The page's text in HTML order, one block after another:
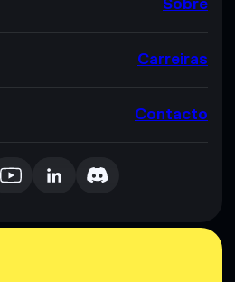
Sobre
Carreiras
Contacto